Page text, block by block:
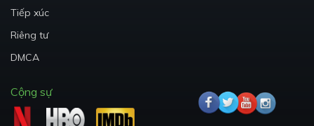
Tiếp xúc
Riêng tư
DMCA
Cộng sự